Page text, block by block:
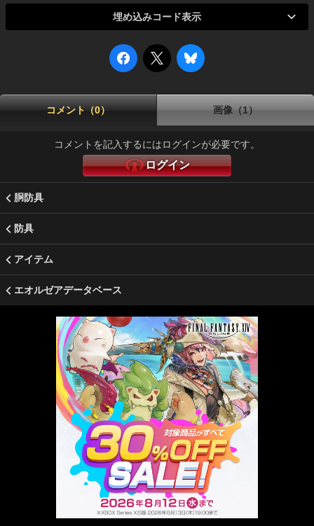
埋め込みコード表示
コメント（0） 画像（1）
コメントを記入するにはログインが必要です。
ログイン
胴防具
防具
アイテム
エオルゼアデータベース